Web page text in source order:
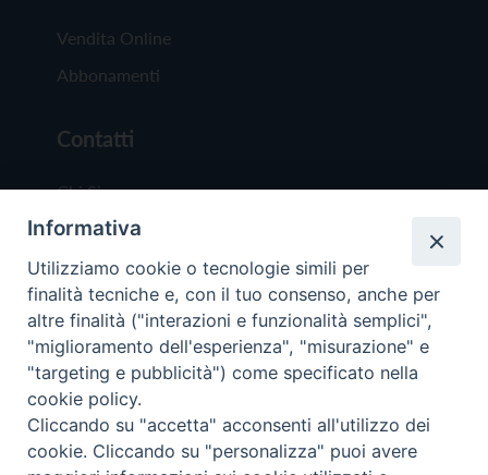
Vendita Online
Abbonamenti
Contatti
Chi Siamo
Redazione
Scrivici
Copyright © 2019 - Tutti i diritti riservati - Vita
Trentina Editrice
Informativa
Utilizziamo cookie o tecnologie simili per
finalità tecniche e, con il tuo consenso, anche per
altre finalità ("interazioni e funzionalità semplici",
"miglioramento dell'esperienza", "misurazione" e
"targeting e pubblicità") come specificato nella
cookie policy.
Cliccando su "accetta" acconsenti all'utilizzo dei
cookie. Cliccando su "personalizza" puoi avere